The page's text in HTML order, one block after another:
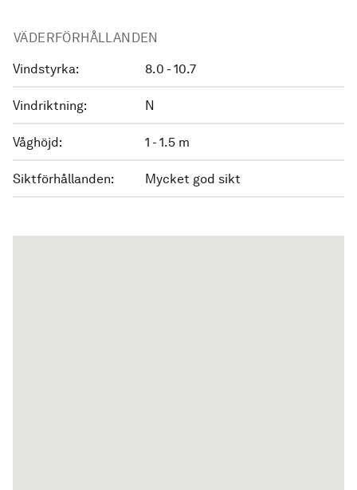
VÄDERFÖRHÅLLANDEN
Vindstyrka: 8.0 - 10.7
Vindriktning: N
Våghöjd: 1 - 1.5 m
Siktförhållanden: Mycket god sikt